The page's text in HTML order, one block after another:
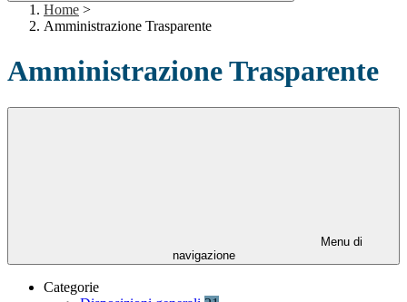
Home >
Amministrazione Trasparente
Amministrazione Trasparente
Menu di
navigazione
Categorie